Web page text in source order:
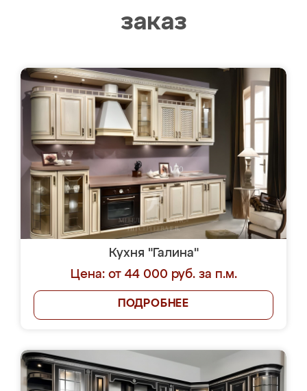
заказ
Кухня "Галина"
Цена: от 44 000 руб. за п.м.
ПОДРОБНЕЕ